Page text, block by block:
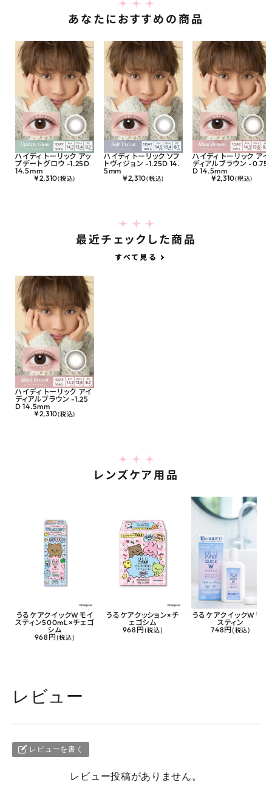
あなたにおすすめの商品
ハイディ トーリック アッ
プデートグロウ -1.25D
14.5mm
¥2,310(税込)
ハイディ トーリック ソフ
トヴィジョン -1.25D 14.
5mm
¥2,310(税込)
ハイディ トーリック アイ
ディアルブラウン -0.75
D 14.5mm
¥2,310(税込)
最近チェックした商品
すべて見る
ハイディ トーリック アイ
ディアルブラウン -1.25
D 14.5mm
¥2,310(税込)
レンズケア用品
うるケアクイックWモイ
スティン500mL×チェゴ
シム
968円 (税込)
うるケアクッション×チ
ェゴシム
968円 (税込)
うるケアクイックWモイ
スティン
748円 (税込)
レビュー
レビューを書く
レビュー投稿がありません。